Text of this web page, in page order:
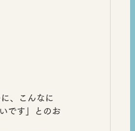
、こんなに
です」
とのお